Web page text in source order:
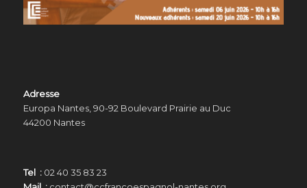
Adresse
Europa Nantes, 90-92 Boulevard Prairie au Duc
44200 Nantes
Tel : 02 40 35 83 23